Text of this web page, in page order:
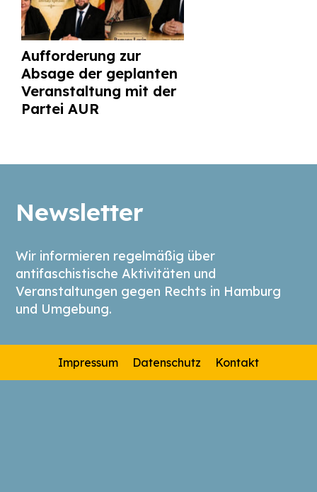
Aufforderung zur
Absage der geplanten
Veranstaltung mit der
Partei AUR
Newsletter
Wir informieren regelmäßig über
antifaschistische Aktivitäten und
Veranstaltungen gegen Rechts in Hamburg
und Umgebung.
Impressum Datenschutz Kontakt